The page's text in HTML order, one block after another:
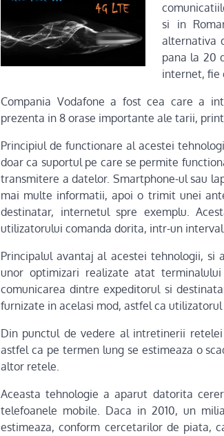
si in
alternativa
pana la 20
internet, fie
Compania Vodafone a fost cea care a
prezenta in 8 orase importante ale tarii,
Principiul de functionare al acestei
doar ca suportul pe care se permite
transmitere a datelor. Smartphone-ul sau
mai multe informatii, apoi o trimit unei
destinatar, internetul spre exemplu.
utilizatorului comanda dorita, intr-un
Principalul avantaj al acestei tehnologii,
unor optimizari realizate atat
comunicarea dintre expeditorul si
furnizate in acelasi mod, astfel ca
Din punctul de vedere al intretinerii
astfel ca pe termen lung se estimeaza o
altor retele.
Aceasta tehnologie a aparut datorita
telefoanele mobile. Daca in 2010, un
estimeaza, conform cercetarilor de piata,